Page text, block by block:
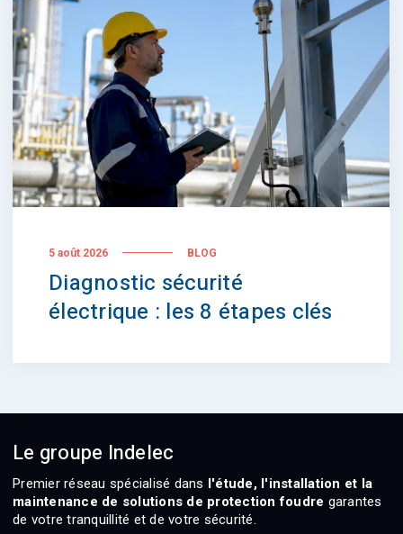
5 août 2026 BLOG
Diagnostic sécurité
électrique : les 8 étapes clés
Le groupe Indelec
Premier réseau spécialisé dans l'étude, l'installation et la
maintenance de solutions de protection foudre garantes
de votre tranquillité et de votre sécurité.